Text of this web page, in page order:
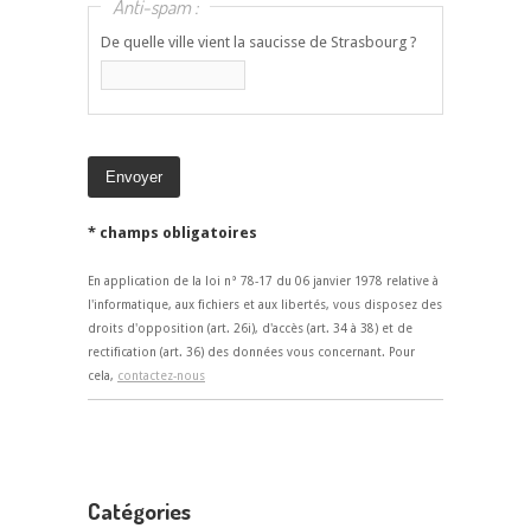
Anti-spam :
De quelle ville vient la saucisse de Strasbourg ?
* champs obligatoires
En application de la loi n° 78-17 du 06 janvier 1978 relative à
l'informatique, aux fichiers et aux libertés, vous disposez des
droits d'opposition (art. 26i), d'accès (art. 34 à 38) et de
rectification (art. 36) des données vous concernant. Pour
cela, contactez-nous
Catégories